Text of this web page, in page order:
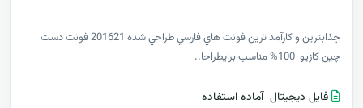
جذابترين و کارآمد ترين فونت هاي فارسي طراحي شده 201621 فونت دست
چين کازيو 100% مناسب برايطراحا..
فایل دیجیتال آماده استفاده